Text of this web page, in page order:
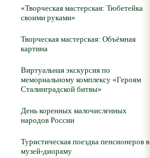
«Творческая мастерская: Тюбетейка
своими руками»
Творческая мастерская: Объёмная
картина
Виртуальная экскурсия по
мемориальному комплексу «Героям
Сталинградской битвы»
День коренных малочисленных
народов России
Туристическая поездка пенсионеров в
музей-диораму